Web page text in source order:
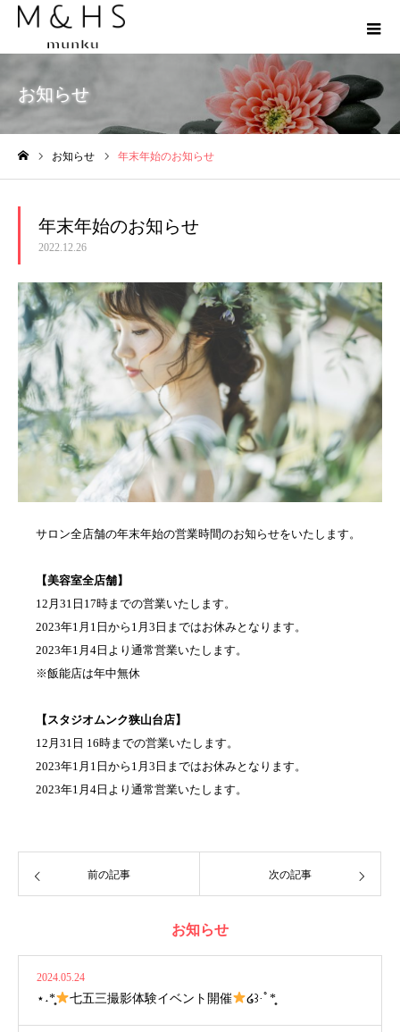
お知らせ
お知らせ 年末年始のお知らせ
年末年始のお知らせ
2022.12.26
サロン全店舗の年末年始の営業時間のお知らせをいたします。
【美容室全店舗】
12月31日17時までの営業いたします。
2023年1月1日から1月3日まではお休みとなります。
2023年1月4日より通常営業いたします。
※飯能店は年中無休
【スタジオムンク狭山台店】
12月31日 16時までの営業いたします。
2023年1月1日から1月3日まではお休みとなります。
2023年1月4日より通常営業いたします。
前の記事 次の記事
お知らせ
2024.05.24
⋆˖*̣̣̥ 七五三撮影体験イベント開催 ໒꒱·ﾟ*̣̣̥